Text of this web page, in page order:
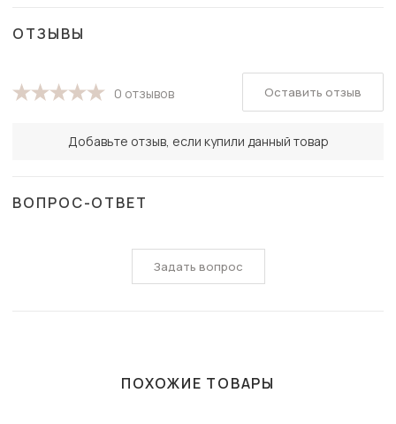
ОТЗЫВЫ
0 отзывов
Добавьте отзыв, если купили данный товар
Оставить отзыв
ВОПРОС-ОТВЕТ
Задать вопрос
ПОХОЖИЕ ТОВАРЫ